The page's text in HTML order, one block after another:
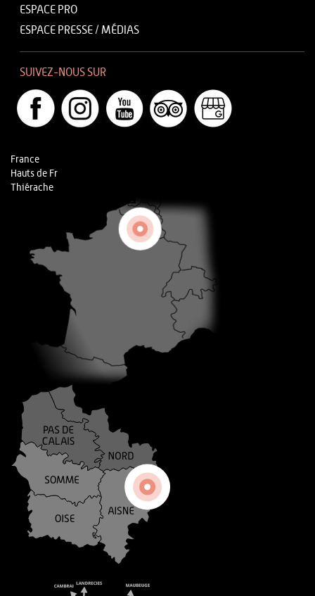
ESPACE PRO
ESPACE PRESSE / MÉDIAS
SUIVEZ-NOUS SUR
France
Hauts de Fr
Thiérache